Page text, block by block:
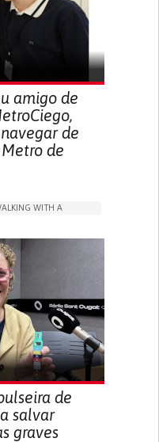
amigo de
de
de
WITH A
WITH WEARABLE)
OR ISOLATION
INTEGRATION
de
salvar
graves